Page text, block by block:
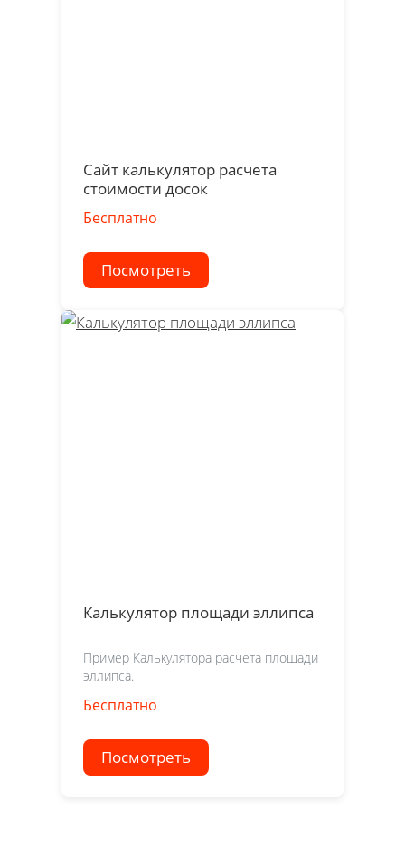
Сайт калькулятор расчета
стоимости досок
Бесплатно
Посмотреть
Калькулятор площади эллипса
Пример Калькулятора расчета площади
эллипса.
Бесплатно
Посмотреть